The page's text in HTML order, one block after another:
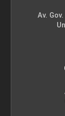
Av.